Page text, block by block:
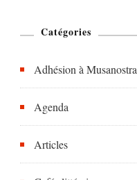
Catégories
Adhésion à Musanostra
Agenda
Articles